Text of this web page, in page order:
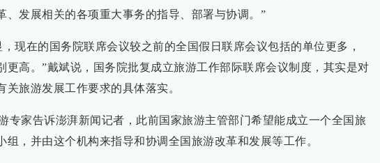
、发展相关的各项重大事务的指导、部署与协调。”
在的国务院联席会议较之前的全国假日联席会议包括的单位更多，
更高。”戴斌说，国务院批复成立旅游工作部际联席会议制度，其实是对
关旅游发展工作要求的具体落实。
家告诉澎湃新闻记者，此前国家旅游主管部门希望能成立一个全国旅
组，并由这个机构来指导和协调全国旅游改革和发展等工作。